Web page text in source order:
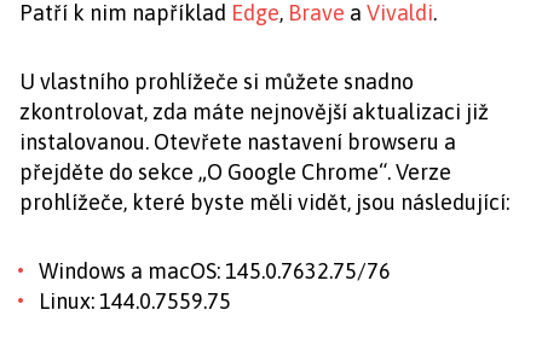
Patří k nim například Edge, Brave a Vivaldi.
U vlastního prohlížeče si můžete snadno
zkontrolovat, zda máte nejnovější aktualizaci již
instalovanou. Otevřete nastavení browseru a
přejděte do sekce „O Google Chrome“. Verze
prohlížeče, které byste měli vidět, jsou následující:
Windows a macOS: 145.0.7632.75/76
Linux: 144.0.7559.75